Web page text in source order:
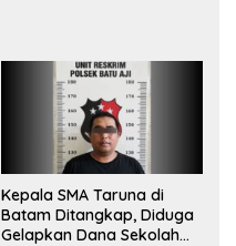
Kepala SMA Taruna di
Batam Ditangkap, Diduga
Gelapkan Dana Sekolah